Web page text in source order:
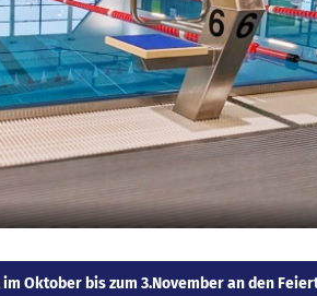
Oktober bis zum 3.November an den